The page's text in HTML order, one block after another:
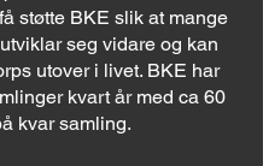
støtte BKE slik at mange
seg vidare og kan
utover i livet. BKE har
kvart år med ca 60
kvar samling.